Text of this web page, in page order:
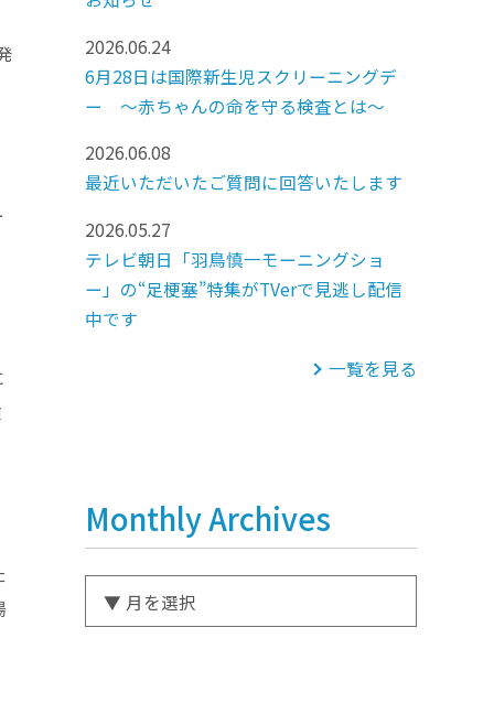
2026.06.24
6月28日は国際新生児スクリーニングデ
ー ～赤ちゃんの命を守る検査とは～
2026.06.08
最近いただいたご質問に回答いたします
2026.05.27
テレビ朝日「羽鳥慎一モーニングショ
ー」の“足梗塞”特集がTVerで見逃し配信
中です
一覧を見る
Monthly Archives